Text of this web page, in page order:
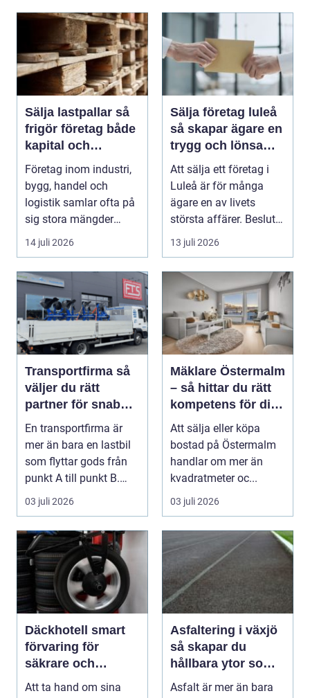
Sälja lastpallar så
frigör företag både
kapital och
lagerutrymme
Företag inom industri,
bygg, handel och
logistik samlar ofta på
sig stora mängder
lastpallar. De tar...
14 juli 2026
Sälja företag luleå
så skapar ägare en
trygg och lönsam
affär
Att sälja ett företag i
Luleå är för många
ägare en av livets
största affärer. Beslutet
rymmer både ...
13 juli 2026
Transportfirma så
väljer du rätt
partner för snabba
och trygga
leveranser
En transportfirma är
mer än bara en lastbil
som flyttar gods från
punkt A till punkt B.
Rätt partner...
03 juli 2026
Mäklare Östermalm
– så hittar du rätt
kompetens för din
bostadsaffär
Att sälja eller köpa
bostad på Östermalm
handlar om mer än
kvadratmeter oc...
03 juli 2026
Däckhotell smart
förvaring för
säkrare och
enklare bilägande
Att ta hand om sina
Asfaltering i växjö
så skapar du
hållbara ytor som
fungerar året runt
Asfalt är mer än bara